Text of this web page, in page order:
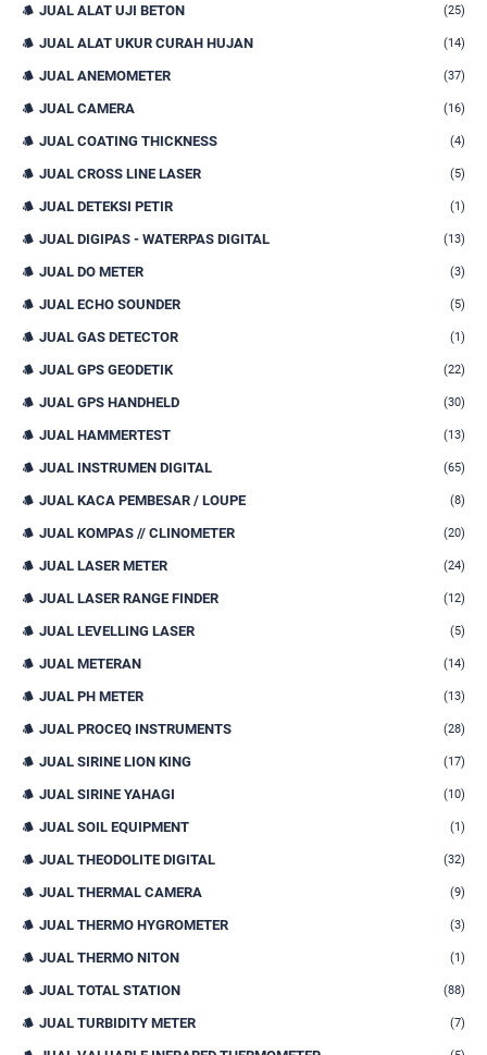
JUAL ALAT UJI BETON (25)
JUAL ALAT UKUR CURAH HUJAN (14)
JUAL ANEMOMETER (37)
JUAL CAMERA (16)
JUAL COATING THICKNESS (4)
JUAL CROSS LINE LASER (5)
JUAL DETEKSI PETIR (1)
JUAL DIGIPAS - WATERPAS DIGITAL (13)
JUAL DO METER (3)
JUAL ECHO SOUNDER (5)
JUAL GAS DETECTOR (1)
JUAL GPS GEODETIK (22)
JUAL GPS HANDHELD (30)
JUAL HAMMERTEST (13)
JUAL INSTRUMEN DIGITAL (65)
JUAL KACA PEMBESAR / LOUPE (8)
JUAL KOMPAS // CLINOMETER (20)
JUAL LASER METER (24)
JUAL LASER RANGE FINDER (12)
JUAL LEVELLING LASER (5)
JUAL METERAN (14)
JUAL PH METER (13)
JUAL PROCEQ INSTRUMENTS (28)
JUAL SIRINE LION KING (17)
JUAL SIRINE YAHAGI (10)
JUAL SOIL EQUIPMENT (1)
JUAL THEODOLITE DIGITAL (32)
JUAL THERMAL CAMERA (9)
JUAL THERMO HYGROMETER (3)
JUAL THERMO NITON (1)
JUAL TOTAL STATION (88)
JUAL TURBIDITY METER (7)